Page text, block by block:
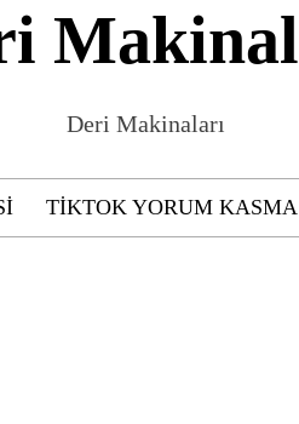
Deri Makinaları
TIKTOK YORUM